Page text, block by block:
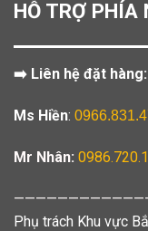
HỖ TRỢ PHÍA
➡️ Liên hệ đặt hàng:
Ms Hiền:
Mr Nhân:
Phụ trách Khu vực